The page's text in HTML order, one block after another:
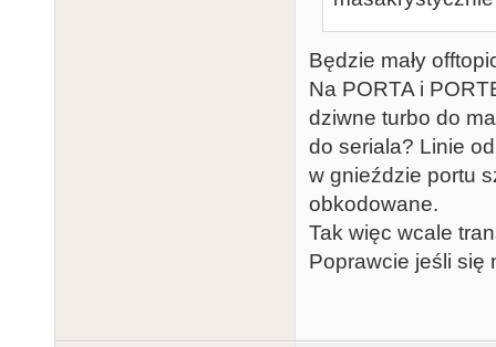
Będzie mały
Na PORTA i
dziwne turbo do
do seriala? Linie
w gnieździe portu
obkodowane.
Tak więc wcale
Poprawcie jeśli się